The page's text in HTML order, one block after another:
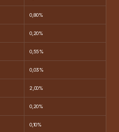
0,80%
0,20%
0,55%
0,03%
2,00%
0,20%
0,10%